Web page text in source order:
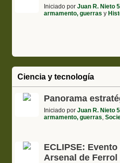
Iniciado porJuan R. Nieto
armamento, guerras y
Ciencia y tecnología
Panorama
Iniciado porJuan R. Nieto
armamento, guerras,
ECLIPSE:
Arsenal de Ferrol